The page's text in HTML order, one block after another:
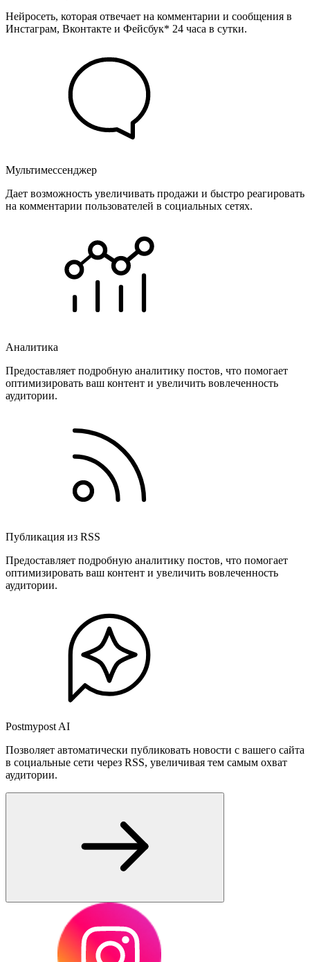
Нейросеть, которая отвечает на комментарии и сообщения в
Инстаграм, Вконтакте и Фейсбук* 24 часа в сутки.
Мультимессенджер
Дает возможность увеличивать продажи и быстро реагировать
на комментарии пользователей в социальных сетях.
Аналитика
Предоставляет подробную аналитику постов, что помогает
оптимизировать ваш контент и увеличить вовлеченность
аудитории.
Публикация из RSS
Предоставляет подробную аналитику постов, что помогает
оптимизировать ваш контент и увеличить вовлеченность
аудитории.
Postmypost AI
Позволяет автоматически публиковать новости с вашего сайта
в социальные сети через RSS, увеличивая тем самым охват
аудитории.